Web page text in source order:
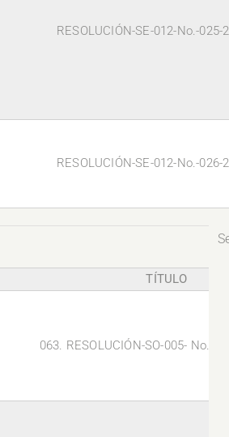
RESOLUCIÓN-SE-012-No.-025-
RESOLUCIÓN-SE-012-No.-026-
TÍTULO
063. RESOLUCIÓN-SO-005- No.-